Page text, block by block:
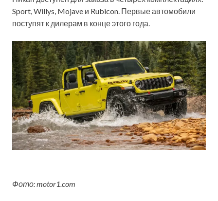
Sport, Willys, Mojave и Rubicon. Первые автомобили
поступят к дилерам в конце этого года.
Фото: motor1.com